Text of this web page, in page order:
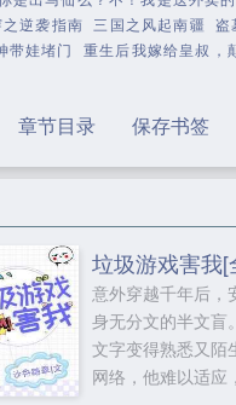
逆袭指南 三国之风起南疆 盗
带娃堵门 重生后我嫁给皇叔，
章节目录 保存书签
意外穿越千年后，
身无分文的半文盲
文字变得熟悉又陌
网络，他难以适应